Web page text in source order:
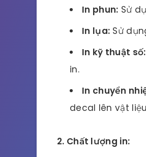
In phun: Sử
In lụa: Sử
In kỹ thuật số:
in.
In chuyển
decal lên vật
2. Chất lượng in: